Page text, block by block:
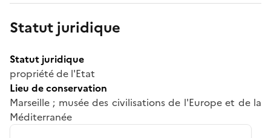
Statut juridique
Statut juridique
propriété de l'Etat
Lieu de conservation
Marseille ; musée des civilisations de l'Europe et de la
Méditerranée